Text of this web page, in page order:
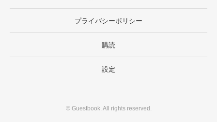
プライバシーポリシー
購読
設定
© Guestbook. All rights reserved.